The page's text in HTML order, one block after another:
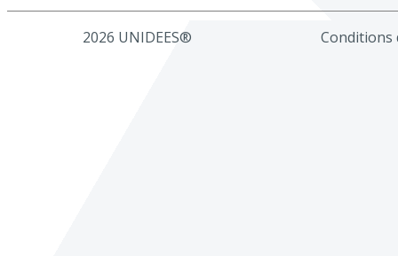
2026 UNIDEES® Conditions